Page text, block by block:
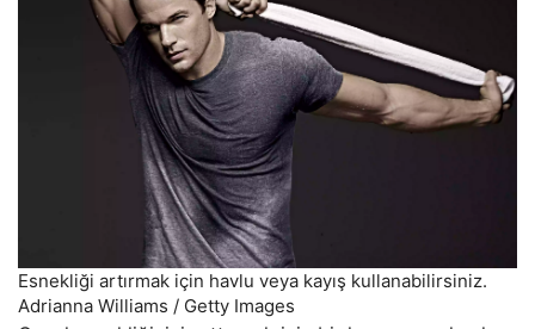
Esnekliği artırmak için havlu veya kayış kullanabilirsiniz.
Adrianna Williams / Getty Images